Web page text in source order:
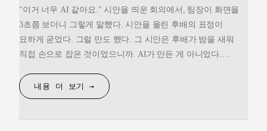
"이거 너무 AI 같아요." 시안을 띄운 회의에서, 팀장이 화면을
3초쯤 보더니 그렇게 말했다. 시안을 올린 후배의 표정이
묘하게 굳었다. 그럴 만도 했다. 그 시안은 후배가 밤을 새워
직접 손으로 잡은 것이었으니까. AI가 만든 게 아니었다.
것을 변호할 언어를 끝내 찾지 못했다. 돌아오는 길에
생각했다. 대체 "AI 같다"는…
내용 더 보기 →